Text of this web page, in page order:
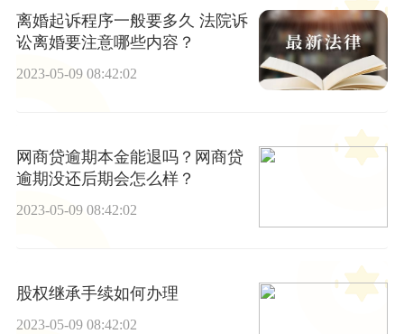
离婚起诉程序一般要多久 法院诉
讼离婚要注意哪些内容？
2023-05-09 08:42:02
网商贷逾期本金能退吗？网商贷
逾期没还后期会怎么样？
2023-05-09 08:42:02
股权继承手续如何办理
2023-05-09 08:42:02